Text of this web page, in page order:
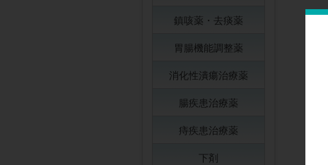
鎮咳薬・去痰薬
胃腸機能調整薬
消化性潰瘍治療薬
腸疾患治療薬
痔疾患治療薬
下剤